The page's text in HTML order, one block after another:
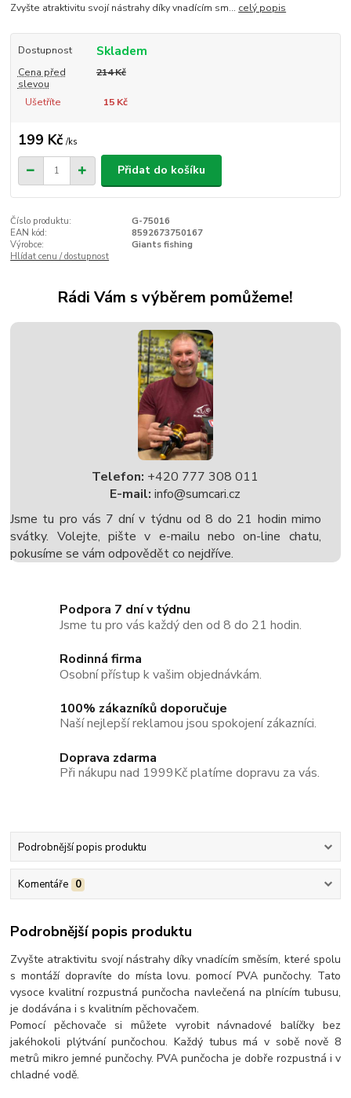
Zvyšte atraktivitu svojí nástrahy díky vnadícím sm... celý popis
Dostupnost Skladem
Cena před
slevou
214 Kč
Ušetříte 15 Kč
199 Kč /ks
Přidat do košíku
Číslo produktu:
G-75016
EAN kód:
8592673750167
Výrobce:
Giants fishing
Hlídat cenu / dostupnost
Rádi Vám s výběrem pomůžeme!
Telefon: +420 777 308 011
E-mail: info@sumcari.cz
Jsme tu pro vás 7 dní v týdnu od 8 do 21 hodin mimo
svátky. Volejte, pište v e-mailu nebo on-line chatu,
pokusíme se vám odpovědět co nejdříve.
Podpora 7 dní v týdnu
Jsme tu pro vás každý den od 8 do 21 hodin.
Rodinná firma
Osobní přístup k vašim objednávkám.
100% zákazníků doporučuje
Naší nejlepší reklamou jsou spokojení zákazníci.
Doprava zdarma
Při nákupu nad 1999Kč platíme dopravu za vás.
Podrobnější popis produktu
Komentáře 0
Podrobnější popis produktu
Zvyšte atraktivitu svojí nástrahy díky vnadícím směsím, které spolu
s montáží dopravíte do místa lovu. pomocí PVA punčochy. Tato
vysoce kvalitní rozpustná punčocha navlečená na plnícím tubusu,
je dodávána i s kvalitním pěchovačem.
Pomocí pěchovače si můžete vyrobit návnadové balíčky bez
jakéhokoli plýtvání punčochou. Každý tubus má v sobě nově 8
metrů mikro jemné punčochy. PVA punčocha je dobře rozpustná i v
chladné vodě.